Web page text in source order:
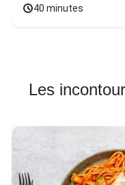
40 minutes
Les